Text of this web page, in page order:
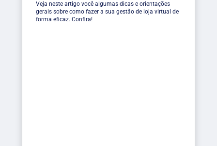
Veja neste artigo você algumas dicas e orientações
gerais sobre como fazer a sua gestão de loja virtual de
forma eficaz. Confira!